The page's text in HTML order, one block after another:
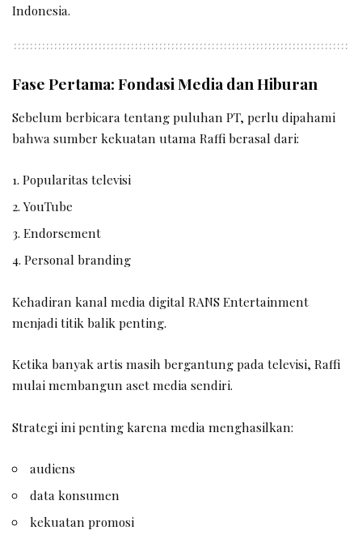
Indonesia.
Fase Pertama: Fondasi Media dan Hiburan
Sebelum berbicara tentang puluhan PT, perlu dipahami
bahwa sumber kekuatan utama Raffi berasal dari:
Popularitas televisi
YouTube
Endorsement
Personal branding
Kehadiran kanal media digital RANS Entertainment
menjadi titik balik penting.
Ketika banyak artis masih bergantung pada televisi, Raffi
mulai membangun aset media sendiri.
Strategi ini penting karena media menghasilkan:
audiens
data konsumen
kekuatan promosi